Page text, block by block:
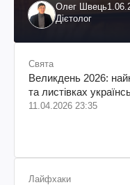
Олег Швець
Дієтолог
Свята
Великдень 2026:
та листівках
11.04.2026 23:35
Лайфхаки